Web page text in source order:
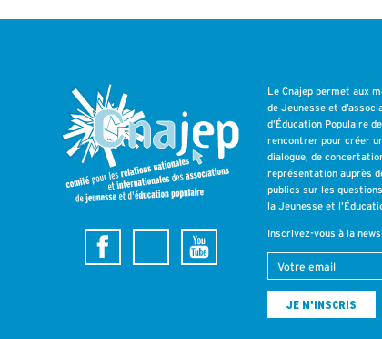
Le Cnajep permet aux
de Jeunesse et
d’Éducation Populaire
rencontrer pour créer
dialogue, de
représentation auprès
publics sur les
la Jeunesse et
Inscrivez-vous à la